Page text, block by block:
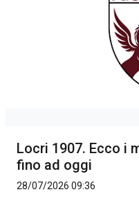
Locri 1907. Ecco i
fino ad oggi
28/07/2026 09:36